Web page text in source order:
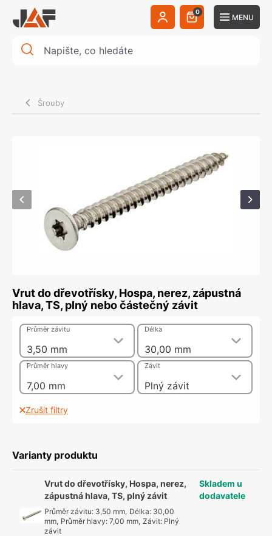
0
MENU
Šrouby
Vrut do dřevotřísky, Hospa, nerez, zápustná
hlava, TS, plný nebo částečný závit
3,50 mm
Průměr závitu
30,00 mm
Délka
7,00 mm
Průměr hlavy
Plný závit
Závit
Zrušit filtry
Varianty produktu
Vrut do dřevotřísky, Hospa, nerez,
zápustná hlava, TS, plný závit
Průměr závitu: 3,50 mm, Délka: 30,00
mm, Průměr hlavy:7,00 mm, Závit: Plný
závit
Skladem u
dodavatele